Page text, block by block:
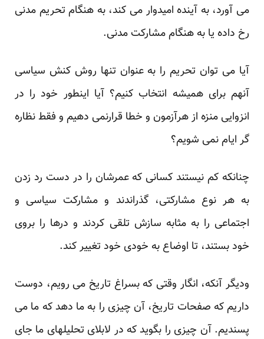
می آورد، به آینده امیدوار می کند، به هنگام تحریم مدنی
رخ داده یا به هنگام مشارکت مدنی.
آیا می توان تحریم را به عنوان تنها روش کنش سیاسی
آنهم برای همیشه انتخاب کنیم؟ آیا اینطور خود را در
انزوایی منزه از هرآزمون و خطا قرارنمی دهیم و فقط نظاره
گر ایام نمی شویم؟
چنانکه کم نیستند کسانی که عمرشان را در دست رد زدن
به هر نوع مشارکتی، گذراندند و مشارکت سیاسی و
اجتماعی را به مثابه سازش تلقی کردند و درها را بروی
خود بستند، تا اوضاع به خودی خود تغییر کند.
ودیگر آنکه، انگار وقتی که بسراغ تاریخ می رویم، دوست
داریم که صفحات تاریخ، آن چیزی را به ما دهد که ما می
پسندیم. آن چیزی را بگوید که در لابلای تحلیلهای ما جای